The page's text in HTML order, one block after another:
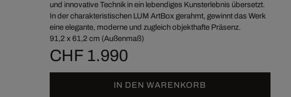
und innovative Technik in ein lebendiges Kunsterlebnis übersetzt.
In der charakteristischen LUM ArtBox gerahmt, gewinnt das Werk
eine elegante, moderne und zugleich objekthafte Präsenz.
91,2 x 61,2 cm (Außenmaß)
CHF 1.990
IN DEN WARENKORB